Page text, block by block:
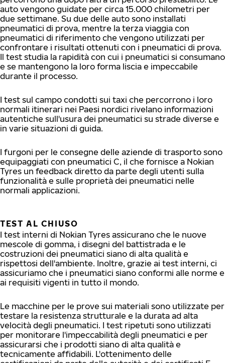
auto vengono guidate per circa 15.000 chilometri per
due settimane. Su due delle auto sono installati
pneumatici di prova, mentre la terza viaggia con
pneumatici di riferimento che vengono utilizzati per
confrontare i risultati ottenuti con i pneumatici di prova.
Il test studia la rapidità con cui i pneumatici si consumano
e se mantengono la loro forma liscia e impeccabile
durante il processo.
I test sul campo condotti sui taxi che percorrono i loro
normali itinerari nei Paesi nordici rivelano informazioni
autentiche sull'usura dei pneumatici su strade diverse e
in varie situazioni di guida.
I furgoni per le consegne delle aziende di trasporto sono
equipaggiati con pneumatici C, il che fornisce a Nokian
Tyres un feedback diretto da parte degli utenti sulla
funzionalità e sulle proprietà dei pneumatici nelle
normali applicazioni.
TEST AL CHIUSO
I test interni di Nokian Tyres assicurano che le nuove
mescole di gomma, i disegni del battistrada e le
costruzioni dei pneumatici siano di alta qualità e
rispettosi dell'ambiente. Inoltre, grazie ai test interni, ci
assicuriamo che i pneumatici siano conformi alle norme e
ai requisiti vigenti in tutto il mondo.
Le macchine per le prove sui materiali sono utilizzate per
testare la resistenza strutturale e la durata ad alta
velocità degli pneumatici. I test ripetuti sono utilizzati
per monitorare l'impeccabilità degli pneumatici e per
assicurarsi che i prodotti siano di alta qualità e
tecnicamente affidabili. L'ottenimento delle